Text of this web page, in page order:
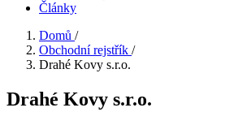
Články
Domů /
Obchodní rejstřík /
Drahé Kovy s.r.o.
Drahé Kovy s.r.o.